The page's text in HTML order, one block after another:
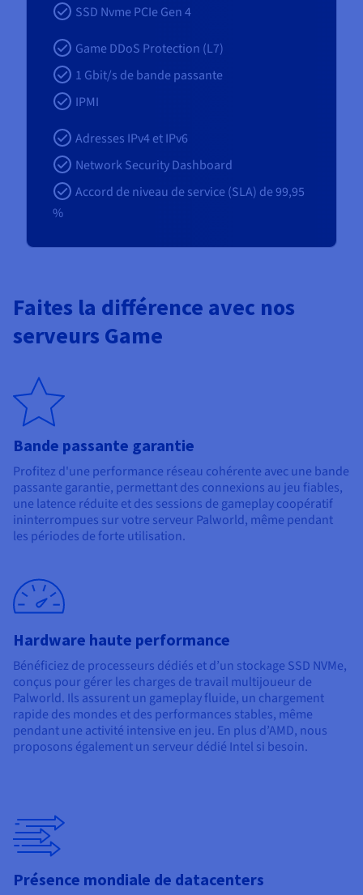
SSD Nvme PCIe Gen 4
Game DDoS Protection (L7)
1 Gbit/s de bande passante
IPMI
Adresses IPv4 et IPv6
Network Security Dashboard
Accord de niveau de service (SLA) de 99,95
%
Faites la différence avec nos
serveurs Game
Hardware haute performance
Bénéficiez de processeurs dédiés et d’un stockage SSD NVMe,
conçus pour gérer les charges de travail multijoueur de
Palworld. Ils assurent un gameplay fluide, un chargement
rapide des mondes et des performances stables, même
pendant une activité intensive en jeu. En plus d’AMD, nous
proposons également un serveur dédié Intel si besoin.
Bande passante garantie
Profitez d'une performance réseau cohérente avec une bande
passante garantie, permettant des connexions au jeu fiables,
une latence réduite et des sessions de gameplay coopératif
ininterrompues sur votre serveur Palworld, même pendant
les périodes de forte utilisation.
Présence mondiale de datacenters